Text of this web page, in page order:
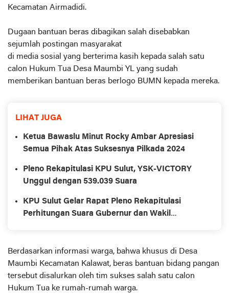
Kecamatan Airmadidi.
Dugaan bantuan beras dibagikan salah disebabkan
sejumlah postingan masyarakat
di media sosial yang berterima kasih kepada salah satu
calon Hukum Tua Desa Maumbi YL yang sudah
memberikan bantuan beras berlogo BUMN kepada mereka.
LIHAT JUGA
Ketua Bawaslu Minut Rocky Ambar Apresiasi
Semua Pihak Atas Suksesnya Pilkada 2024
Pleno Rekapitulasi KPU Sulut, YSK-VICTORY
Unggul dengan 539.039 Suara
KPU Sulut Gelar Rapat Pleno Rekapitulasi
Perhitungan Suara Gubernur dan Wakil
Berdasarkan informasi warga, bahwa khusus di Desa
Maumbi Kecamatan Kalawat, beras bantuan bidang pangan
tersebut disalurkan oleh tim sukses salah satu calon
Hukum Tua ke rumah-rumah warga.